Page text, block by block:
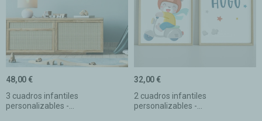
3 cuadros infantiles
personalizables -...
48,00 €
2 cuadros infantiles
personalizables -...
32,00 €